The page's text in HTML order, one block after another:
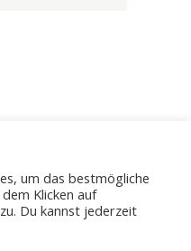
um das bestmögliche
Klicken auf
Du kannst jederzeit